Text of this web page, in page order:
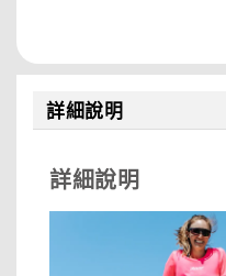
詳細說明
詳細說明